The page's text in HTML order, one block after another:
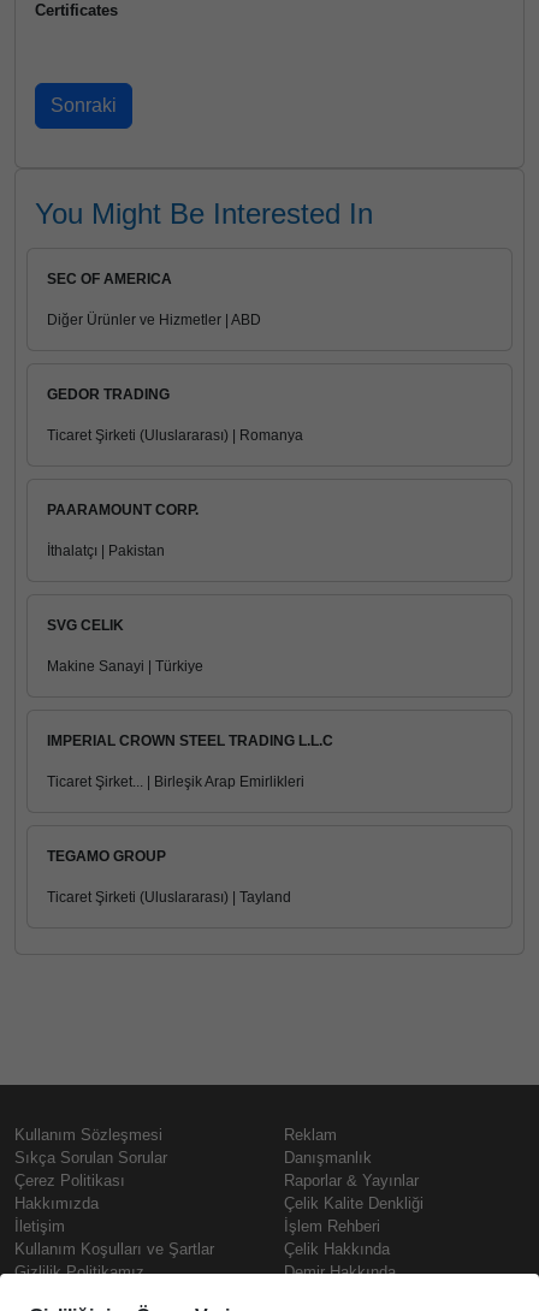
Certificates
You Might Be Interested In
SEC OF AMERICA
Diğer Ürünler ve Hizmetler | ABD
GEDOR TRADING
Ticaret Şirketi (Uluslararası) | Romanya
PAARAMOUNT CORP.
İthalatçı | Pakistan
SVG CELIK
Makine Sanayi | Türkiye
IMPERIAL CROWN STEEL TRADING L.L.C
Ticaret Şirket... | Birleşik Arap Emirlikleri
TEGAMO GROUP
Ticaret Şirketi (Uluslararası) | Tayland
Kullanım Sözleşmesi
Sıkça Sorulan Sorular
Çerez Politikası
Hakkımızda
İletişim
Kullanım Koşulları ve Şartlar
Gizlilik Politikamız
Reklam
Danışmanlık
Raporlar & Yayınlar
Çelik Kalite Denkliği
İşlem Rehberi
Çelik Hakkında
Demir Hakkında